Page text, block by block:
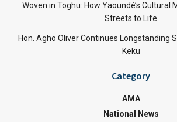
Woven in Toghu: How Yaoundé’s Cultural
Streets to Life
Hon. Agho Oliver Continues Longstanding
Keku
Category
AMA
National News